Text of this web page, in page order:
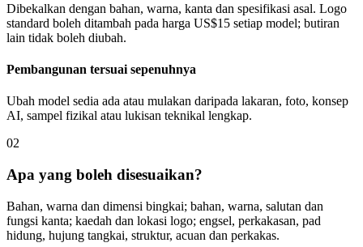
Dibekalkan dengan bahan, warna, kanta dan spesifikasi asal. Logo
standard boleh ditambah pada harga US$15 setiap model; butiran
lain tidak boleh diubah.
Pembangunan tersuai sepenuhnya
Ubah model sedia ada atau mulakan daripada lakaran, foto, konsep
AI, sampel fizikal atau lukisan teknikal lengkap.
02
Apa yang boleh disesuaikan?
Bahan, warna dan dimensi bingkai; bahan, warna, salutan dan
fungsi kanta; kaedah dan lokasi logo; engsel, perkakasan, pad
hidung, hujung tangkai, struktur, acuan dan perkakas.